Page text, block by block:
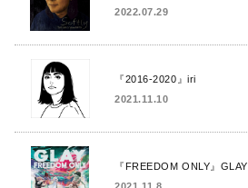
2022.07.29
『2016-2020』iri
2021.11.10
『FREEDOM ONLY』GLAY